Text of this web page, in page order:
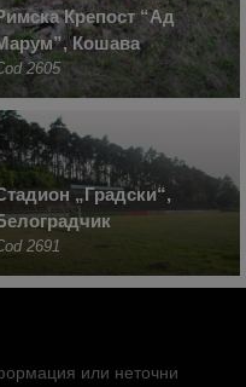
Крепост “Ад
Кошава
2605
„Градски“,
2691
или неточни